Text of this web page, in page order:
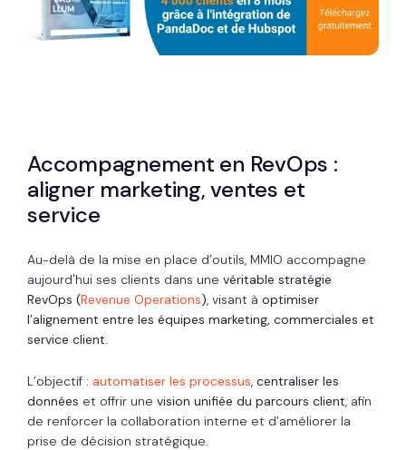
Accompagnement en RevOps :
aligner marketing, ventes et
service
Au-delà de la mise en place d’outils, MMIO accompagne
aujourd'hui ses clients dans une véritable stratégie
RevOps (Revenue Operations), visant à optimiser
l’alignement entre les équipes marketing, commerciales et
service client.
L’objectif : automatiser les processus, centraliser les
données et offrir une vision unifiée du parcours client, afin
de renforcer la collaboration interne et d’améliorer la
prise de décision stratégique.